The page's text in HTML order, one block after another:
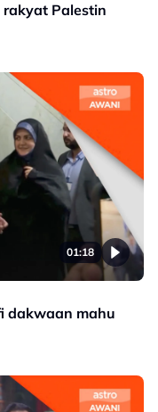
Palestin
01:18
dakwaan mahu